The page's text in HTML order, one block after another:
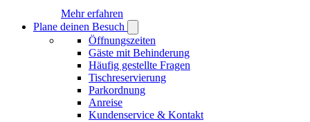
Mehr erfahren
Plane deinen Besuch
Plane
deinen
Besuch
submenu
Öffnungszeiten
Gäste mit Behinderung
Häufig gestellte Fragen
Tischreservierung
Parkordnung
Anreise
Kundenservice & Kontakt